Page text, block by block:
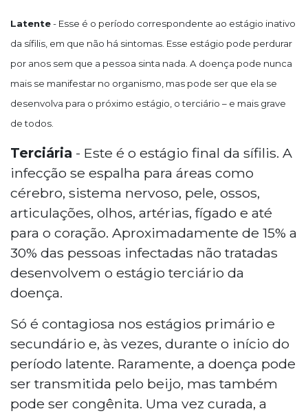
Latente- Esse é o período correspondente ao estágio inativo
da sífilis, em que não há sintomas. Esse estágio pode perdurar
por anos sem que a pessoa sinta nada. A doença pode nunca
mais se manifestar no organismo, mas pode ser que ela se
desenvolva para o próximo estágio, o terciário – e mais grave
de todos.
Terciária - Este é o estágio final da sífilis. A
infecção se espalha para áreas como
cérebro, sistema nervoso, pele, ossos,
articulações, olhos, artérias, fígado e até
para o coração. Aproximadamente de 15% a
30% das pessoas infectadas não tratadas
desenvolvem o estágio terciário da
doença.
Só é contagiosa nos estágios primário e
secundário e, às vezes, durante o início do
período latente. Raramente, a doença pode
ser transmitida pelo beijo, mas também
pode ser congênita. Uma vez curada, a